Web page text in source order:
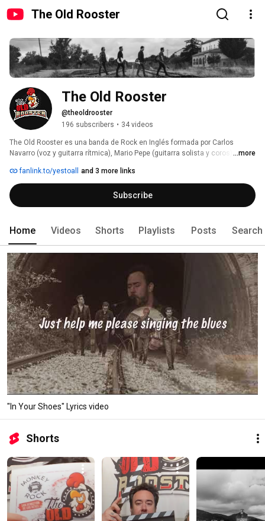
The Old Rooster
The Old Rooster
@theoldrooster
196 subscribers • 34 videos
The Old Rooster es una banda de Rock en Inglés formada por Carlos
Navarro (voz y guitarra rítmica), Mario Pepe (guitarra solista y coros), Pablo
...more
fanlink.to/yestoall and 3 more links
Subscribe
Home Videos Shorts Playlists Posts Search
"In Your Shoes" Lyrics video
Shorts